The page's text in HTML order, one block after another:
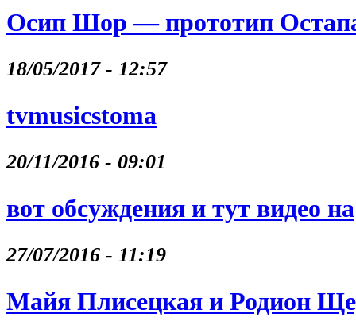
Осип Шор — прототип
18/05/2017 - 12:57
tvmusicstoma
20/11/2016 - 09:01
вот обсуждения и тут видео на
27/07/2016 - 11:19
Майя Плисецкая и Родион